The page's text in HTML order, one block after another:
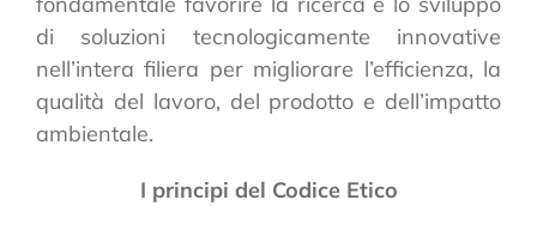
di soluzioni tecnologicamente innovative
nell’intera filiera per migliorare l’efficienza, la
qualità del lavoro, del prodotto e dell’impatto
ambientale.
I principi del Codice Etico